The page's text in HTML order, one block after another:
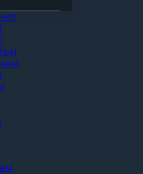
)
)
покупке